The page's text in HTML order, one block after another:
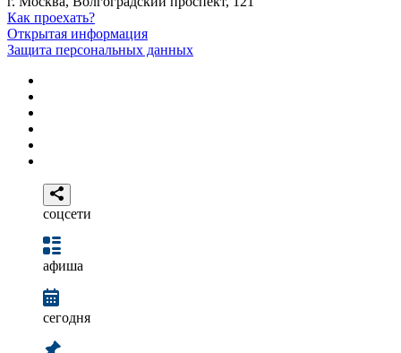
Как проехать?
Открытая информация
Защита персональных данных
соцсети
афиша
сегодня